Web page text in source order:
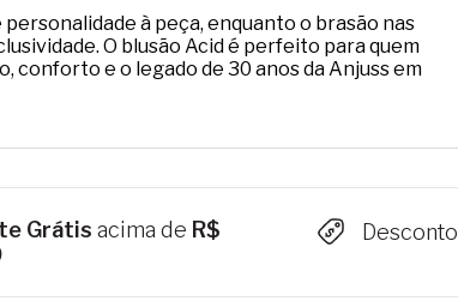
à peça, enquanto o brasão nas
O blusão Acid é perfeito para quem
conforto e o legado de 30 anos da Anjuss em
Grátis acima de R$
Desconto